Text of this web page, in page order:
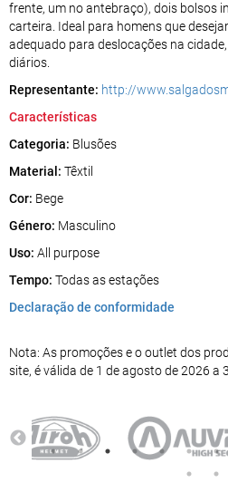
frente, um no antebraço), dois bolsos
carteira. Ideal para homens que
adequado para deslocações na
diários.
Representante: http://
Características
Categoria: Blusões
Material: Têxtil
Cor: Bege
Género: Masculino
Uso: All purpose
Tempo: Todas as estações
Declaração de conformidade
Nota: As promoções e o outlet dos
site, é válida de 1 de agosto de 2026 a